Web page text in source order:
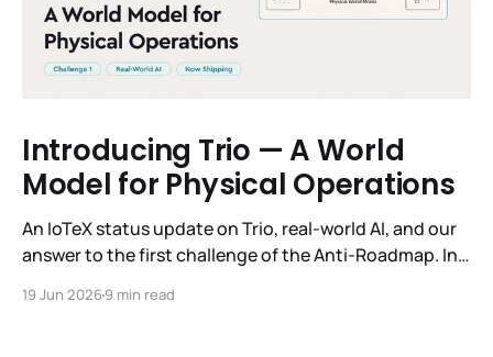
Introducing Trio — A World
Model for Physical Operations
An IoTeX status update on Trio, real-world AI, and our
answer to the first challenge of the Anti-Roadmap. In
three challenges instead of a timeline. Challenge 1 was
19 Jun 20269 min read